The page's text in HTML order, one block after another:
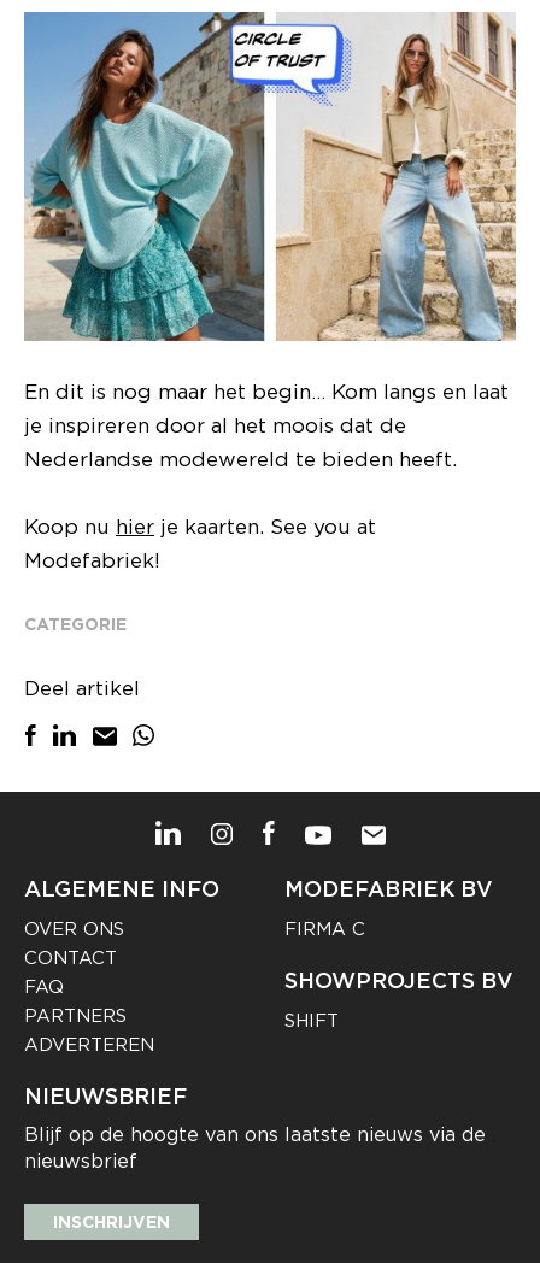
En dit is nog maar het begin… Kom langs en laat
je inspireren door al het moois dat de
Nederlandse modewereld te bieden heeft.
Koop nu hier je kaarten. See you at
Modefabriek!
CATEGORIE
Deel artikel
ALGEMENE INFO
OVER ONS
CONTACT
FAQ
PARTNERS
ADVERTEREN
MODEFABRIEK BV
FIRMA C
SHOWPROJECTS BV
SHIFT
NIEUWSBRIEF
Blijf op de hoogte van ons laatste nieuws via de
nieuwsbrief
INSCHRIJVEN